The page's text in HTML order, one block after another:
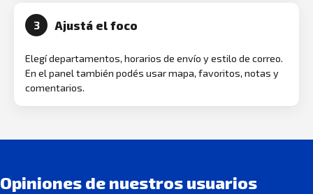
3 Ajustá el foco
Elegí departamentos, horarios de envío y estilo de correo.
En el panel también podés usar mapa, favoritos, notas y
comentarios.
Opiniones de nuestros usuarios